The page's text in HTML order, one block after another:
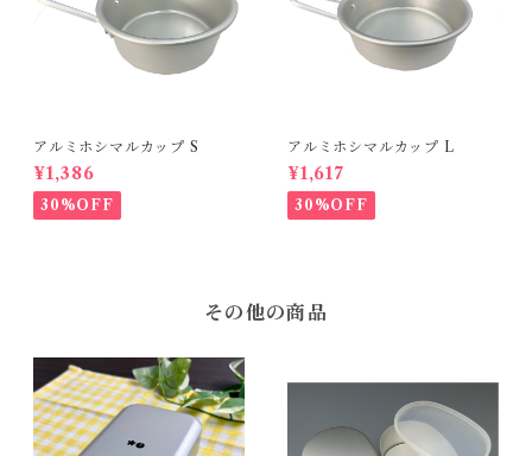
アルミホシマルカップ S
¥1,386
30%OFF
アルミホシマルカップ L
¥1,617
30%OFF
その他の商品